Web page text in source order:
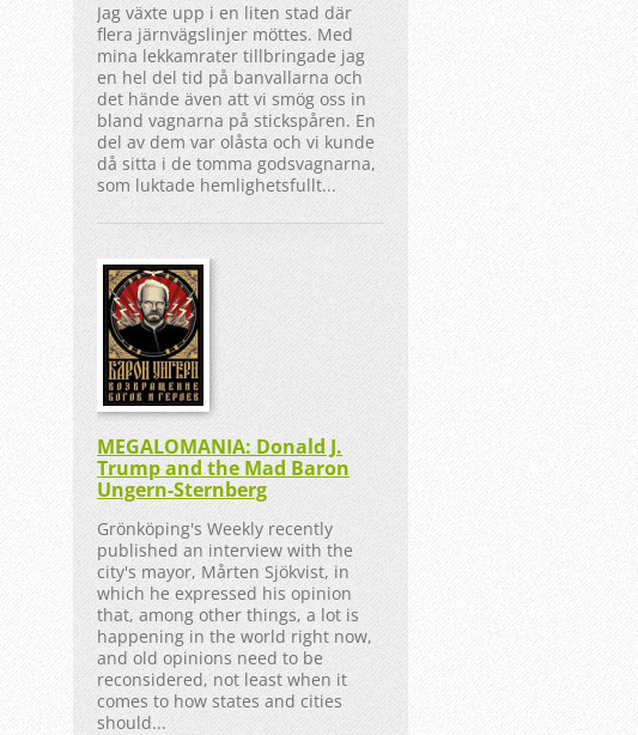
Jag växte upp i en liten stad där
flera järnvägslinjer möttes. Med
mina lekkamrater tillbringade jag
en hel del tid på banvallarna och
det hände även att vi smög oss in
bland vagnarna på stickspåren. En
del av dem var olåsta och vi kunde
då sitta i de tomma godsvagnarna,
som luktade hemlighetsfullt...
MEGALOMANIA: Donald J.
Trump and the Mad Baron
Ungern-Sternberg
Grönköping's Weekly recently
published an interview with the
city's mayor, Mårten Sjökvist, in
which he expressed his opinion
that, among other things, a lot is
happening in the world right now,
and old opinions need to be
reconsidered, not least when it
comes to how states and cities
should...